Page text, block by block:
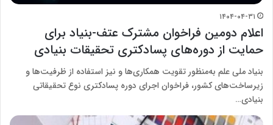
۱۴۰۴-۰۴-۳۱
اعلام دومین فراخوان مشترک عتف-بنیاد برای
حمایت از دوره‌های پسادکتری تحقیقات بنیادی
بنیاد ملی علم به‌منظور تقویت همکار‌ی‌ها و نیز استفاده از ظرفیت‌ها و
زیرساخت‌های کشور، فراخوان اجرای دوره پسادکتری نوع تحقیقاتی
بنیادی…